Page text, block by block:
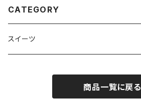
CATEGORY
スイーツ
商品一覧に戻る